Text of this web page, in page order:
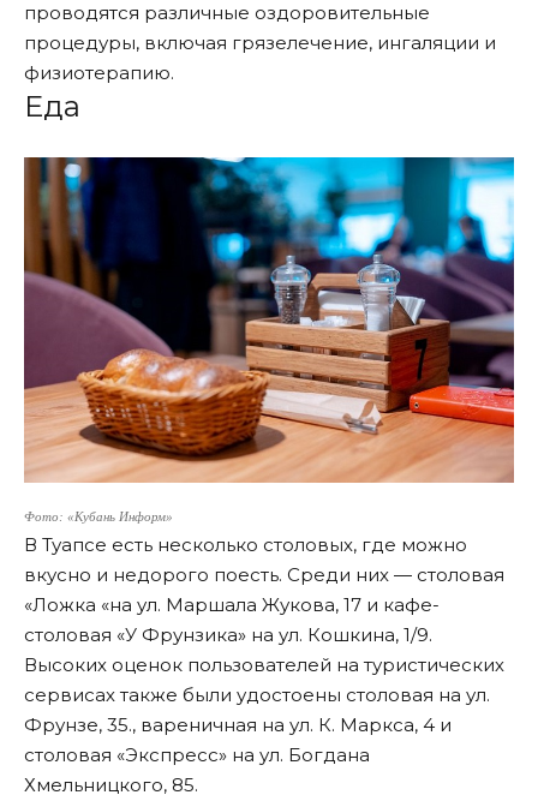
проводятся различные оздоровительные
процедуры, включая грязелечение, ингаляции и
физиотерапию.
Еда
Фото: «Кубань Информ»
В Туапсе есть несколько столовых, где можно
вкусно и недорого поесть. Среди них — столовая
«Ложка «на ул. Маршала Жукова, 17 и кафе-
столовая «У Фрунзика» на ул. Кошкина, 1/9.
Высоких оценок пользователей на туристических
сервисах также были удостоены cтоловая на ул.
Фрунзе, 35., вареничная на ул. К. Маркса, 4 и
столовая «Экспресс» на ул. Богдана
Хмельницкого, 85.